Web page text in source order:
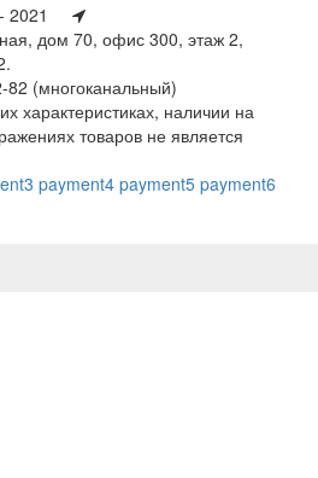
- 2021
дом 70, офис 300, этаж 2,
(многоканальный)
характеристиках, наличии на
товаров не является
payment4 payment5 payment6